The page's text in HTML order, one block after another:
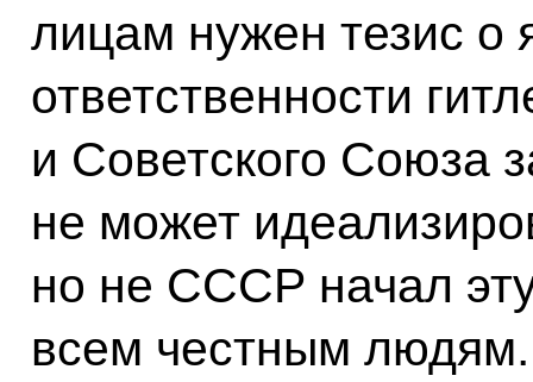
лицам нужен тезис о
ответственности
и Советского Союза
не может
но не СССР начал
всем честным людям.